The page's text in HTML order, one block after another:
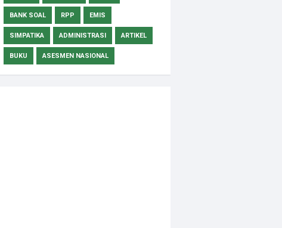
BANK SOAL RPP EMIS
SIMPATIKA ADMINISTRASI ARTIKEL
BUKU ASESMEN NASIONAL